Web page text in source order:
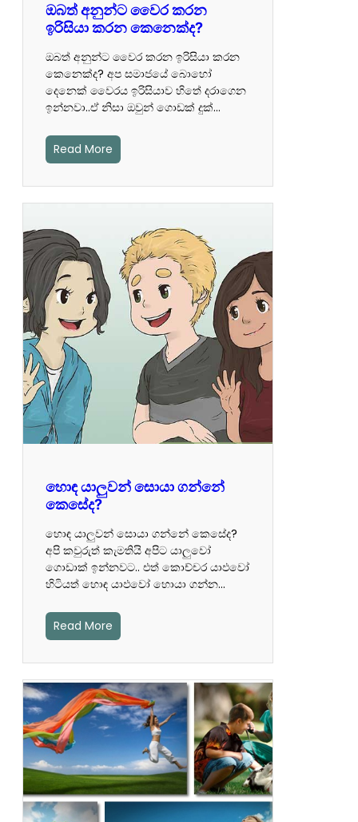
ඔබත් අනුන්ට වෛර කරන
ඉරිසියා කරන කෙනෙක්ද?
ඔබත් අනුන්ට වෛර කරන ඉරිසියා කරන
කෙනෙක්ද? අප සමාජයේ බොහෝ
දෙනෙක් වෛරය ඉරිසියාව හිතේ දරාගෙන
ඉන්නවා..ඒ නිසා ඔවුන් ගොඩක් දුක්…
Read More
හොඳ යාලුවන් සොයා ගන්නේ
කෙසේද?
හොඳ යාලුවන් සොයා ගන්නේ කෙසේද?
අපි කවුරුත් කැමතියි අපිට යාලුවෝ
ගොඩාක් ඉන්නවට.. එත් කොච්චර යාඵවෝ
හිටියත් හොඳ යාඵවෝ හොයා ගන්න…
Read More